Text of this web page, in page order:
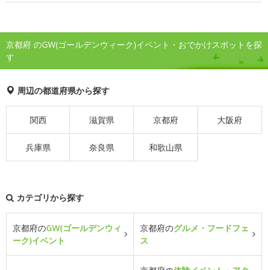
京都府 のGW(ゴールデンウィーク)イベント・おでかけスポットを探
す
周辺の都道府県から探す
関西 滋賀県 京都府 大阪府
兵庫県 奈良県 和歌山県
カテゴリから探す
京都府のGW(ゴールデンウィ
ーク)イベント
京都府のグルメ・フードフェ
ス